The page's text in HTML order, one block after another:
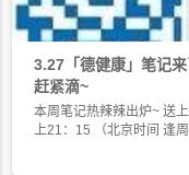
3.27「德健康」笔记
赶紧滴~
本周笔记热辣辣出炉~ 送
上21：15 （北京时间 逢